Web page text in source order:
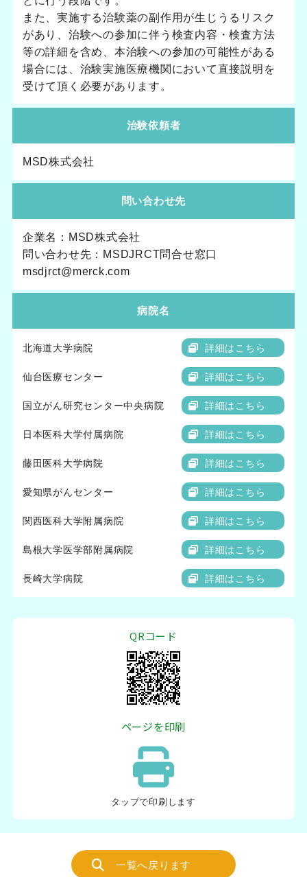
また、実施する治験薬の副作用が生じうるリスク
があり、治験への参加に伴う検査内容・検査方法
等の詳細を含め、本治験への参加の可能性がある
場合には、治験実施医療機関において直接説明を
受けて頂く必要があります。
治験依頼者
MSD株式会社
問い合わせ先
企業名：MSD株式会社
問い合わせ先：MSDJRCT問合せ窓口
msdjrct@merck.com
病院名
北海道大学病院 詳細はこちら
仙台医療センター 詳細はこちら
国立がん研究センター中央病院 詳細はこちら
日本医科大学付属病院 詳細はこちら
藤田医科大学病院 詳細はこちら
愛知県がんセンター 詳細はこちら
関西医科大学附属病院 詳細はこちら
島根大学医学部附属病院 詳細はこちら
長崎大学病院 詳細はこちら
QRコード
ページを印刷
タップで印刷します
一覧へ戻ります